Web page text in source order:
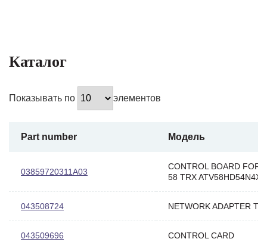
Каталог
Показывать по элементов
Part number Модель
03859720311A03
CONTROL BOARD FOR
58 TRX
043508724 NETWORK ADAPTER
043509696 CONTROL CARD